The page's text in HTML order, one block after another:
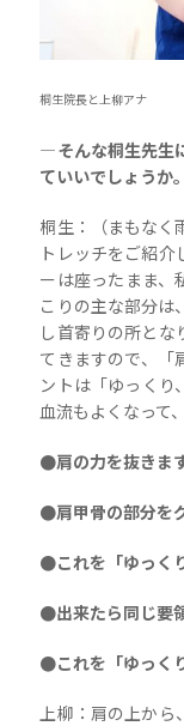
桐生院長と上柳アナ
―そんな桐生先生
ていいでしょうか。
桐生：（まもなく
トレッチをご紹
ーは座ったまま、
こりの主な部分は
し首寄りの所とな
てきますので、「
ントは「ゆっくり
血流もよくなって
●肩の力を抜きます
●肩甲骨の部分を
●これを「ゆっく
●出来たら同じ要
●これを「ゆっく
上柳：肩の上から